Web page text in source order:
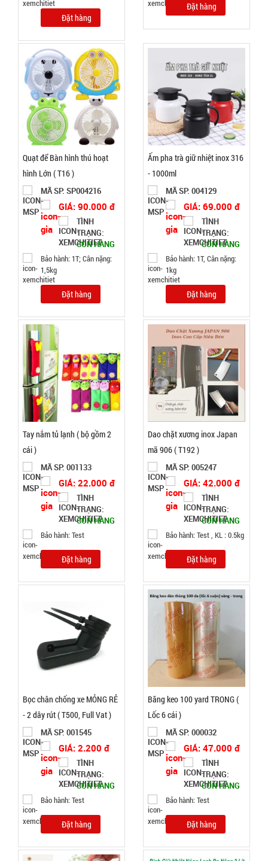
TRẠNG:
hành:
Cân nặng:
Đặt
hàng
Giá đỡ điện
thoại
Folding F8
VUÔNG (
T200, full
003066
TÌNH
TRẠNG:
CÒN HÀNG
Bảo
hành:
Test
hàng
Tripod 3
chân ngắn
mini nhiều
màu
MÃ
GIÁ:
3.000 đ
TRẠNG:
CÒN HÀNG
Bảo
Đặt
Băng keo
chống
Đặt hàng
Đặt hàng
Quạt để Bàn hình thú hoạt
hình Lớn ( T16 )
MÃ SP: SP004216
GIÁ: 90.000 đ
TÌNH
TRẠNG:
CÒN HÀNG
Bảo hành: 1T; Cân nặng:
1,5kg
Đặt hàng
Ấm pha trà giữ nhiệt inox 316
- 1000ml
MÃ SP: 004129
GIÁ: 69.000 đ
TÌNH
TRẠNG:
CÒN HÀNG
Bảo hành: 1T, Cân nặng:
1kg
Đặt hàng
Tay nắm tủ lạnh ( bộ gồm 2
cái )
MÃ SP: 001133
GIÁ: 22.000 đ
TÌNH
TRẠNG:
CÒN HÀNG
Bảo hành: Test
Đặt hàng
Dao chặt xương inox Japan
mã 906 ( T192 )
MÃ SP: 005247
GIÁ: 42.000 đ
TÌNH
TRẠNG:
CÒN HÀNG
Bảo hành: Test , KL : 0.5kg
Đặt hàng
Bọc chân chống xe MỎNG RẺ
- 2 dây rút ( T500, Full Vat )
MÃ SP: 001545
GIÁ: 2.200 đ
TÌNH
TRẠNG:
CÒN HÀNG
Bảo hành: Test
Đặt hàng
Băng keo 100 yard TRONG (
Lốc 6 cái )
MÃ SP: 000032
GIÁ: 47.000 đ
TÌNH
TRẠNG:
CÒN HÀNG
Bảo hành: Test
Đặt hàng